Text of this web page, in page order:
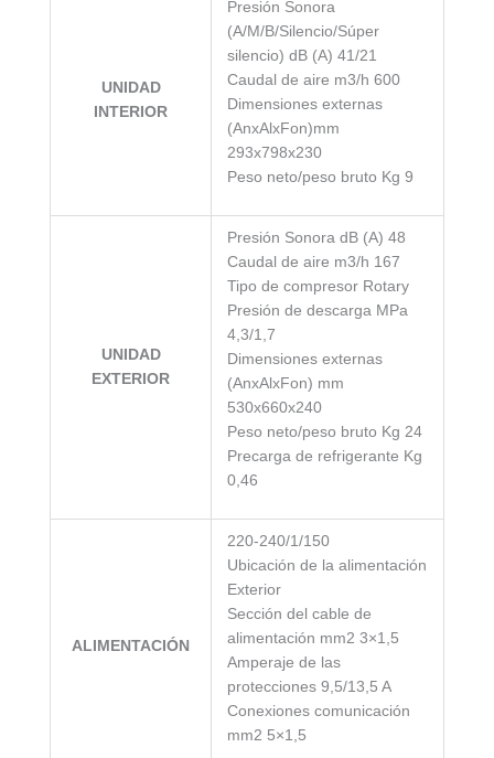
UNIDAD
INTERIOR
Presión Sonora
(A/M/B/Silencio/Súper
silencio) dB (A) 41/21
Caudal de aire m3/h 600
Dimensiones externas
(AnxAlxFon)mm
293x798x230
Peso neto/peso bruto Kg 9
UNIDAD
EXTERIOR
Presión Sonora dB (A) 48
Caudal de aire m3/h 167
Tipo de compresor Rotary
Presión de descarga MPa
4,3/1,7
Dimensiones externas
(AnxAlxFon) mm
530x660x240
Peso neto/peso bruto Kg 24
Precarga de refrigerante Kg
0,46
ALIMENTACIÓN
220-240/1/150
Ubicación de la alimentación
Exterior
Sección del cable de
alimentación mm2 3×1,5
Amperaje de las
protecciones 9,5/13,5 A
Conexiones comunicación
mm2 5×1,5